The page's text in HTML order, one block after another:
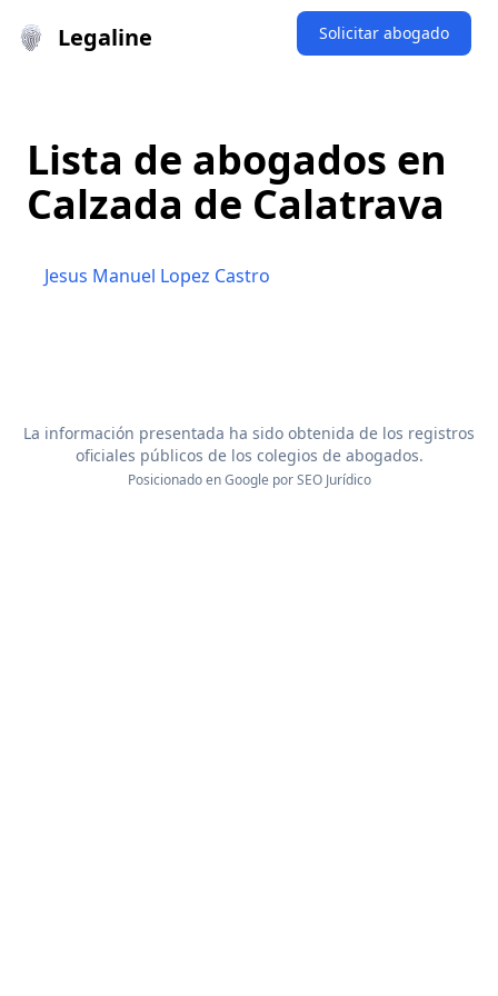
Legaline Solicitar abogado
Lista de abogados en
Calzada de Calatrava
Jesus Manuel Lopez Castro
La información presentada ha sido obtenida de los registros
oficiales públicos de los colegios de abogados.
Posicionado en Google porSEO Jurídico